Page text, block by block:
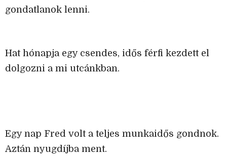
gondatlanok lenni.
Hat hónapja egy csendes, idős férfi kezdett el
dolgozni a mi utcánkban.
Egy nap Fred volt a teljes munkaidős gondnok.
Aztán nyugdíjba ment.